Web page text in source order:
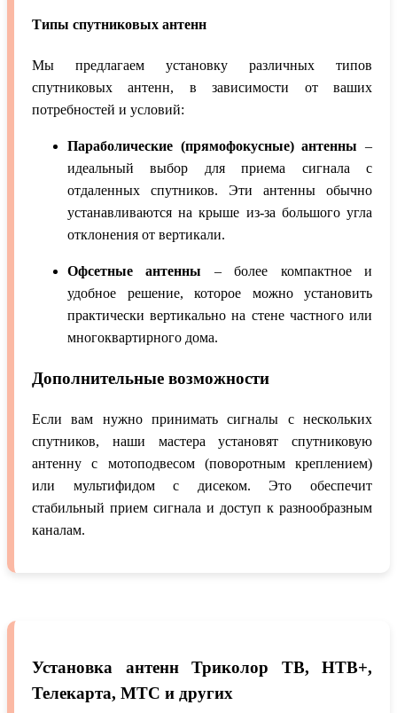
Типы спутниковых антенн
Мы предлагаем установку различных типов
спутниковых антенн, в зависимости от ваших
потребностей и условий:
Параболические (прямофокусные) антенны –
идеальный выбор для приема сигнала с
отдаленных спутников. Эти антенны обычно
устанавливаются на крыше из-за большого угла
отклонения от вертикали.
Офсетные антенны – более компактное и
удобное решение, которое можно установить
практически вертикально на стене частного или
многоквартирного дома.
Дополнительные возможности
Если вам нужно принимать сигналы с нескольких
спутников, наши мастера установят спутниковую
антенну с мотоподвесом (поворотным креплением)
или мультифидом с дисеком. Это обеспечит
стабильный прием сигнала и доступ к разнообразным
каналам.
Установка антенн Триколор ТВ, НТВ+,
Телекарта, МТС и других